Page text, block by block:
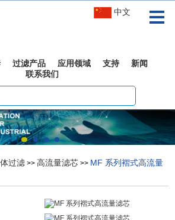
中文
过滤产品 应用领域 支持
新闻
联系我们
过滤 >> 高流量滤芯 >> MF 系列褶式高流量